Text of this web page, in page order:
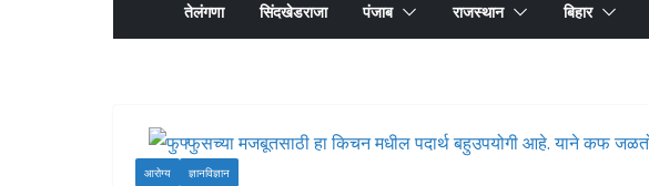
तेलंगणा सिंदखेडराजा पंजाब राजस्थान बिहार
आरोग्य ज्ञानविज्ञान